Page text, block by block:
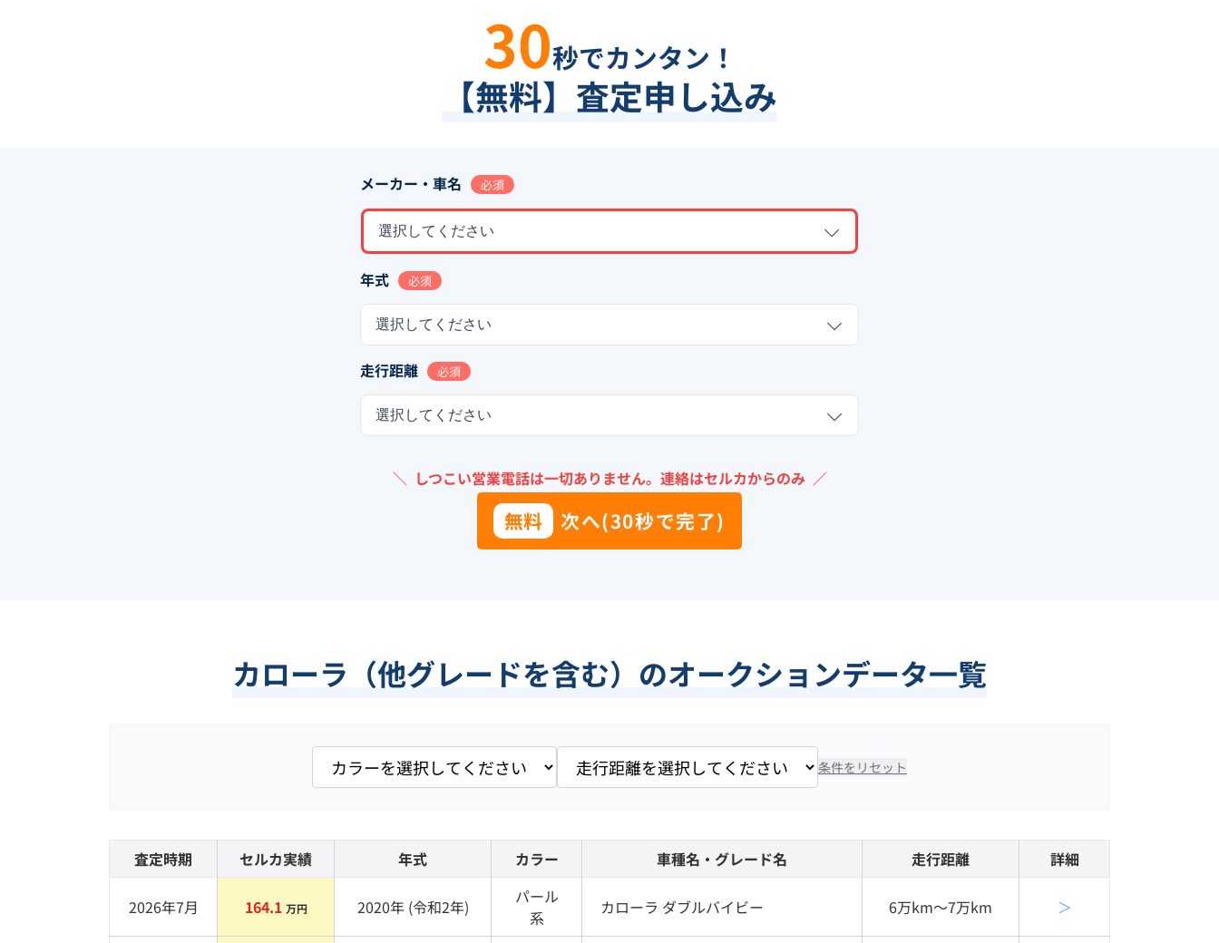
30秒でカンタン！
【無料】査定申し込み
メーカー・車名 必須
選択してください
年式 必須
選択してください
走行距離 必須
選択してください
＼ しつこい営業電話は一切ありません。 連絡はセルカからのみ ／
無料 次へ(30秒で完了)
カローラ（他グレードを含む）のオークションデータ一覧
条件をリセット
査定時期 セルカ実績 年式 カラー 車種名・グレード名 走行距離 詳細
2026年7月 164.1 万円 2020年 (令和2年)
パール
系
カローラ ダブルバイビー 6万km〜7万km ＞